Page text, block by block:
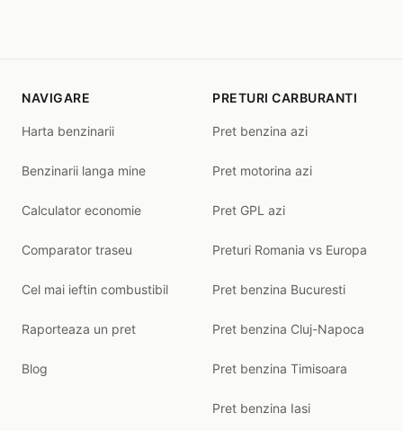
NAVIGARE
Harta benzinarii
Benzinarii langa mine
Calculator economie
Comparator traseu
Cel mai ieftin combustibil
Raporteaza un pret
Blog
PRETURI CARBURANTI
Pret benzina azi
Pret motorina azi
Pret GPL azi
Preturi Romania vs Europa
Pret benzina Bucuresti
Pret benzina Cluj-Napoca
Pret benzina Timisoara
Pret benzina Iasi